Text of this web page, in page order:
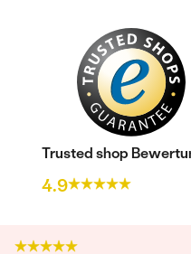
Trusted shop
4.9